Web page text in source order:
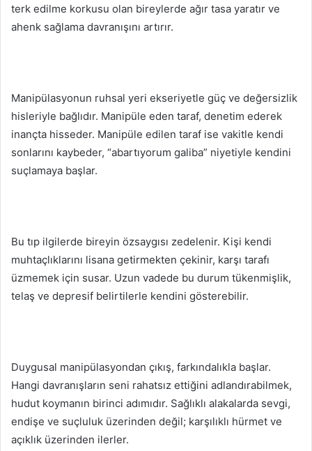
terk edilme korkusu olan bireylerde ağır tasa yaratır ve
ahenk sağlama davranışını artırır.
Manipülasyonun ruhsal yeri ekseriyetle güç ve değersizlik
hisleriyle bağlıdır. Manipüle eden taraf, denetim ederek
inançta hisseder. Manipüle edilen taraf ise vakitle kendi
sonlarını kaybeder, “abartıyorum galiba” niyetiyle kendini
suçlamaya başlar.
Bu tıp ilgilerde bireyin özsaygısı zedelenir. Kişi kendi
muhtaçlıklarını lisana getirmekten çekinir, karşı tarafı
üzmemek için susar. Uzun vadede bu durum tükenmişlik,
telaş ve depresif belirtilerle kendini gösterebilir.
Duygusal manipülasyondan çıkış, farkındalıkla başlar.
Hangi davranışların seni rahatsız ettiğini adlandırabilmek,
hudut koymanın birinci adımıdır. Sağlıklı alakalarda sevgi,
endişe ve suçluluk üzerinden değil; karşılıklı hürmet ve
açıklık üzerinden ilerler.